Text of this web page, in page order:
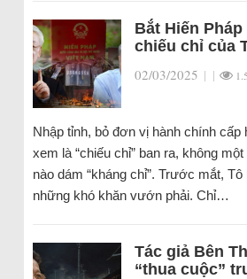
Bắt Hiến Pháp
chiếu chỉ của
02/03/2025 | |
Nhập tỉnh, bỏ đơn vị hành chính
xem là “chiếu chỉ” ban ra, không
nào dám “kháng chỉ”. Trước mắt,
những khó khăn vướn phải. Chỉ…
Tác giả Bên
“thua cuộc”